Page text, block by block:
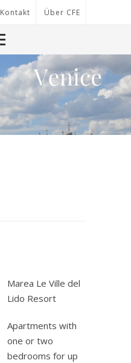
Kontakt Über CFE
Marea Le Ville del
Lido Resort
Apartments with
one or two
bedrooms for up